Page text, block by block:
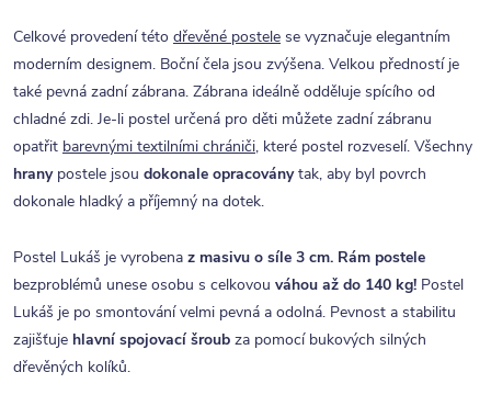
Celkové provedení této dřevěné postele se vyznačuje elegantním
moderním designem. Boční čela jsou zvýšena. Velkou předností je
také pevná zadní zábrana. Zábrana ideálně odděluje spícího od
chladné zdi. Je-li postel určená pro děti můžete zadní zábranu
opatřit barevnými textilními chrániči, které postel rozveselí. Všechny
hranypostele jsou dokonale opracoványtak, aby byl povrch
dokonale hladký a příjemný na dotek.
Postel Lukáš je vyrobena z masivu o síle 3 cm. Rám postele
bezproblémů unese osobu s celkovou váhou až do 140 kg! Postel
Lukáš je po smontování velmi pevná a odolná. Pevnost a stabilitu
zajišťuje hlavní spojovací šroub za pomocí bukových silných
dřevěných kolíků.